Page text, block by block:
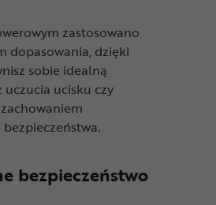
zastosowano
dopasowania, dzięki
sobie idealną
uczucia ucisku czy
bezpieczeństwo